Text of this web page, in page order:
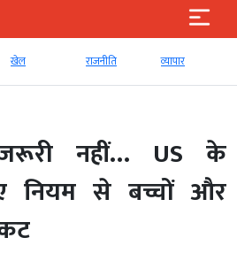
खेल राजनीति व्‍यापार
नहीं… US के
नियम से बच्चों और